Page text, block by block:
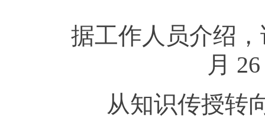
据工作人员介绍
月
从知识传授转